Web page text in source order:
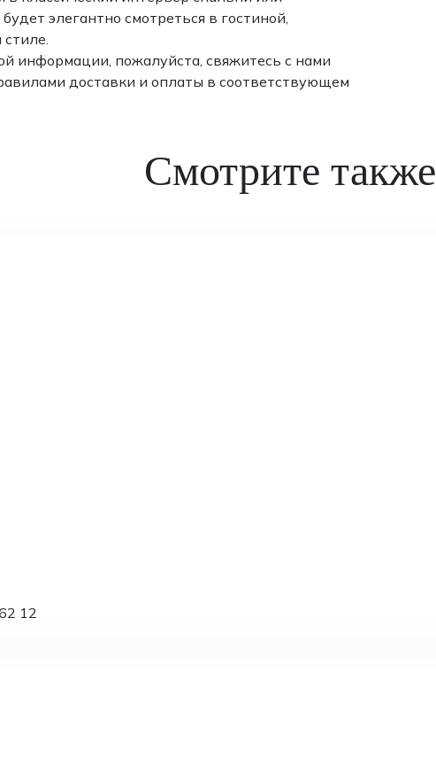
элегантно смотреться в гостиной,
информации, пожалуйста, свяжитесь с нами
доставки и оплаты в соответствующем
Смотрите также
12